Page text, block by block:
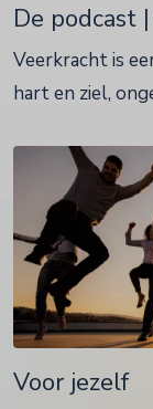
De podcast
Veerkracht is
hart en ziel,
Voor jezelf